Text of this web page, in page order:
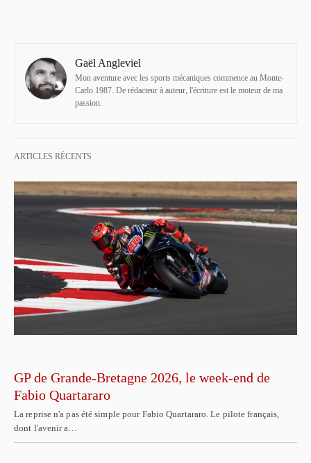
Gaël Angleviel
Mon aventure avec les sports mécaniques commence au Monte-
Carlo 1987. De rédacteur à auteur, l'écriture est le moteur de ma
passion.
ARTICLES RÉCENTS
GP de Grande-Bretagne 2026, le week-end de
Fabio Quartararo
La reprise n'a pas été simple pour Fabio Quartararo. Le pilote français,
dont l'avenir a…